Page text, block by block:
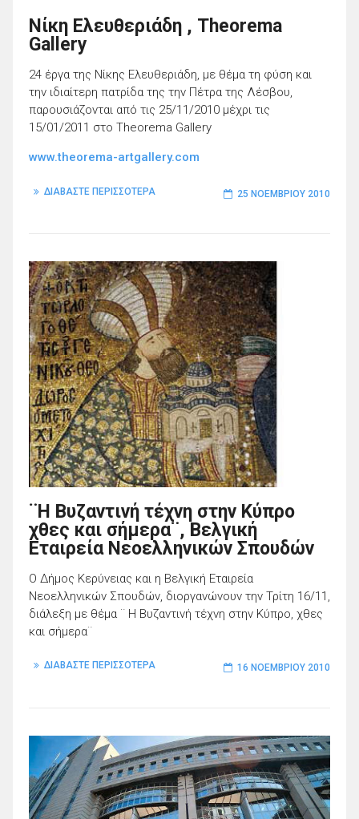
Νίκη Ελευθεριάδη , Theorema
Gallery
24 έργα της Νίκης Ελευθεριάδη, με θέμα τη φύση και
την ιδιαίτερη πατρίδα της την Πέτρα της Λέσβου,
παρουσιάζονται από τις 25/11/2010 μέχρι τις
15/01/2011 στο Theorema Gallery
www.theorema-artgallery.com
ΔΙΑΒΑΣΤΕ ΠΕΡΙΣΣΟΤΕΡΑ 25 ΝΟΕΜΒΡΊΟΥ 2010
¨Η Βυζαντινή τέχνη στην Κύπρο
χθες και σήμερα¨, Βελγική
Εταιρεία Νεοελληνικών Σπουδών
Ο Δήμος Κερύνειας και η Βελγική Εταιρεία
Νεοελληνικών Σπουδών, διοργανώνουν την Τρίτη 16/11,
διάλεξη με θέμα ¨ Η Βυζαντινή τέχνη στην Κύπρο, χθες
και σήμερα¨
ΔΙΑΒΑΣΤΕ ΠΕΡΙΣΣΟΤΕΡΑ 16 ΝΟΕΜΒΡΊΟΥ 2010